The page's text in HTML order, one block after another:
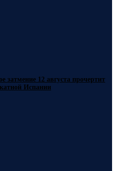
затмение 12 августа прочертит
Испании